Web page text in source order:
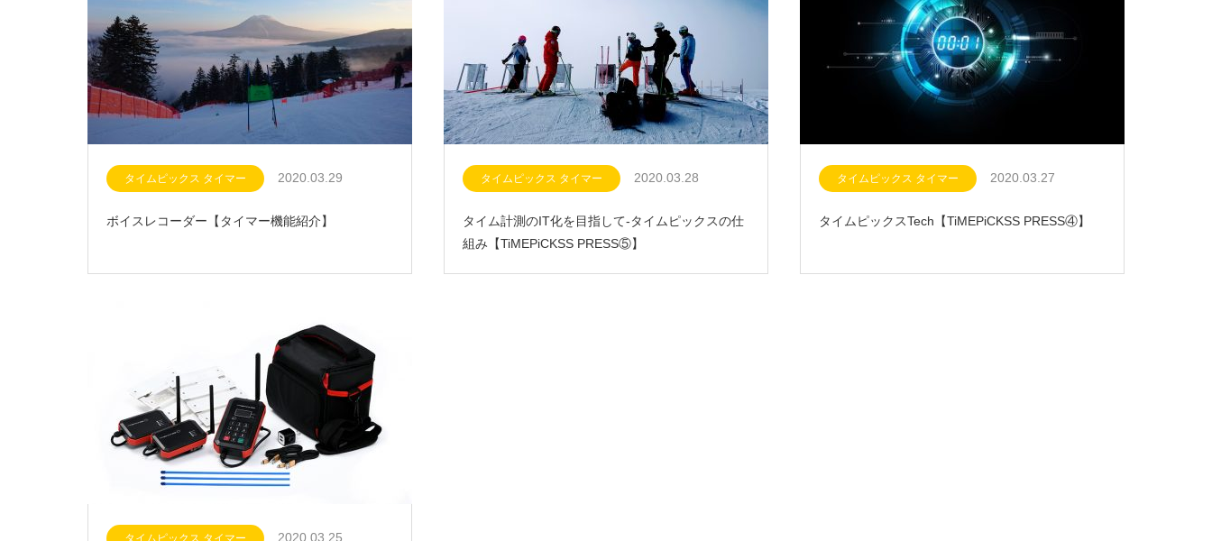
タイムピックス タイマー 2020.03.29
ボイスレコーダー【タイマー機能紹介】
タイムピックス タイマー 2020.03.28
タイム計測のIT化を目指して-タイムピックスの仕
組み【TiMEPiCKSS PRESS⑤】
タイムピックス タイマー 2020.03.27
タイムピックスTech【TiMEPiCKSS PRESS④】
タイムピックス タイマー 2020.03.25